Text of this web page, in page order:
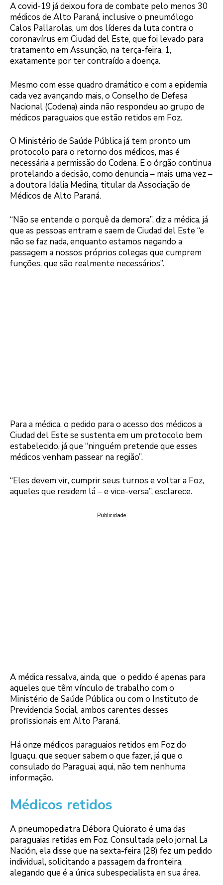
A covid-19 já deixou fora de combate pelo menos 30
médicos de Alto Paraná, inclusive o pneumólogo
Calos Pallarolas, um dos líderes da luta contra o
coronavírus em Ciudad del Este, que foi levado para
tratamento em Assunção, na terça-feira, 1,
exatamente por ter contraído a doença.
Mesmo com esse quadro dramático e com a epidemia
cada vez avançando mais, o Conselho de Defesa
Nacional (Codena) ainda não respondeu ao grupo de
médicos paraguaios que estão retidos em Foz.
O Ministério de Saúde Pública já tem pronto um
protocolo para o retorno dos médicos, mas é
necessária a permissão do Codena. E o órgão continua
protelando a decisão, como denuncia – mais uma vez –
a doutora Idalia Medina, titular da Associação de
Médicos de Alto Paraná.
“Não se entende o porquê da demora”, diz a médica, já
que as pessoas entram e saem de Ciudad del Este “e
não se faz nada, enquanto estamos negando a
passagem a nossos próprios colegas que cumprem
funções, que são realmente necessários”.
Para a médica, o pedido para o acesso dos médicos a
Ciudad del Este se sustenta em um protocolo bem
estabelecido, já que “ninguém pretende que esses
médicos venham passear na região”.
“Eles devem vir, cumprir seus turnos e voltar a Foz,
aqueles que residem lá – e vice-versa”, esclarece.
Publicidade
A médica ressalva, ainda, que o pedido é apenas para
aqueles que têm vínculo de trabalho com o
Ministério de Saúde Pública ou com o Instituto de
Previdencia Social, ambos carentes desses
profissionais em Alto Paraná.
Há onze médicos paraguaios retidos em Foz do
Iguaçu, que sequer sabem o que fazer, já que o
consulado do Paraguai, aqui, não tem nenhuma
informação.
Médicos retidos
A pneumopediatra Débora Quiorato é uma das
paraguaias retidas em Foz. Consultada pelo jornal La
Nación, ela disse que na sexta-feira (28) fez um pedido
individual, solicitando a passagem da fronteira,
alegando que é a única subespecialista en sua área.